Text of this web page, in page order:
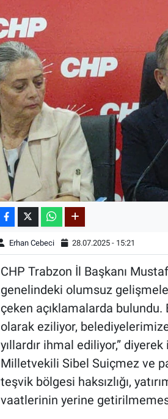
Erhan Cebeci 28.07.2025 - 15:21
CHP Trabzon İl Başkanı
genelindeki olumsuz
çeken açıklamalarda bulundu.
olarak eziliyor,
yıllardır ihmal ediliyor,”
Milletvekili Sibel Suiçmez ve
teşvik bölgesi haksızlığı,
vaatlerinin yerine